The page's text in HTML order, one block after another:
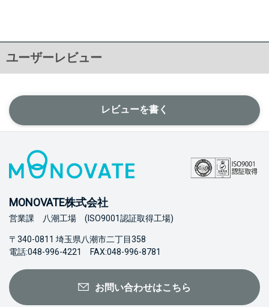
ユーザーレビュー
レビューを書く
MONOVATE株式会社
営業課 八潮工場 (ISO9001認証取得工場)
〒340-0811 埼玉県八潮市二丁目358
電話:048-996-4221 FAX:048-996-8781
お問い合わせはこちら